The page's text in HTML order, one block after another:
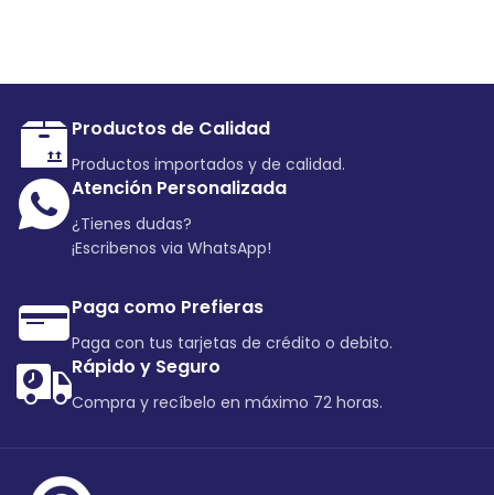
Productos de Calidad
Productos importados y de calidad.
Atención Personalizada
¿Tienes dudas?
¡Escribenos via WhatsApp!
Paga como Prefieras
Paga con tus tarjetas de crédito o debito.
Rápido y Seguro
Compra y recíbelo en máximo 72 horas.